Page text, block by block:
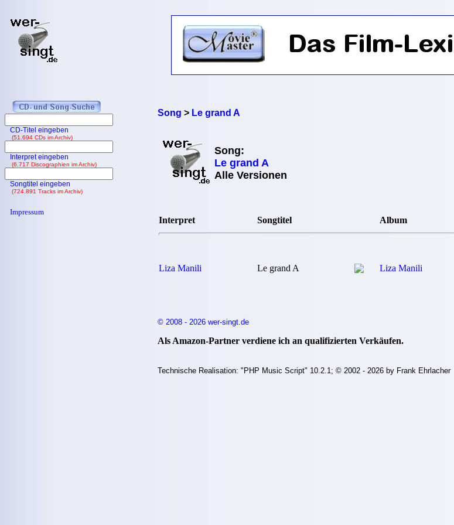
Song > Le grand A
Song:
Le grand A
Alle Versionen
Interpret Songtitel Album
Liza Manili Le grand A Liza Manili
© 2008 - 2026 wer-singt.de
Als Amazon-Partner verdiene ich an qualifizierten Verkäufen.
Technische Realisation: "PHP Music Script" 10.2.1; © 2002 - 2026 by Frank Ehrlacher
CD-Titel eingeben
(51.694 CDs im Archiv)
Interpret eingeben
(6.717 Discographien im Archiv)
Songtitel eingeben
(724.891 Tracks im Archiv)
Impressum